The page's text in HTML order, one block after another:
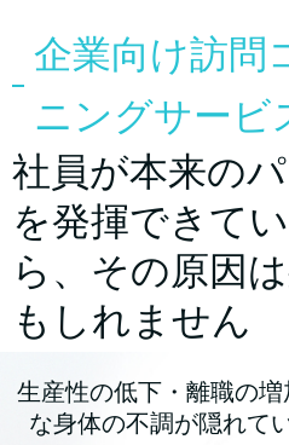
企業向け訪問
ニングサービ
社員が本来の
を発揮できて
ら、その原因
もしれません
生産性の低下・離職の
な身体の不調が隠れて